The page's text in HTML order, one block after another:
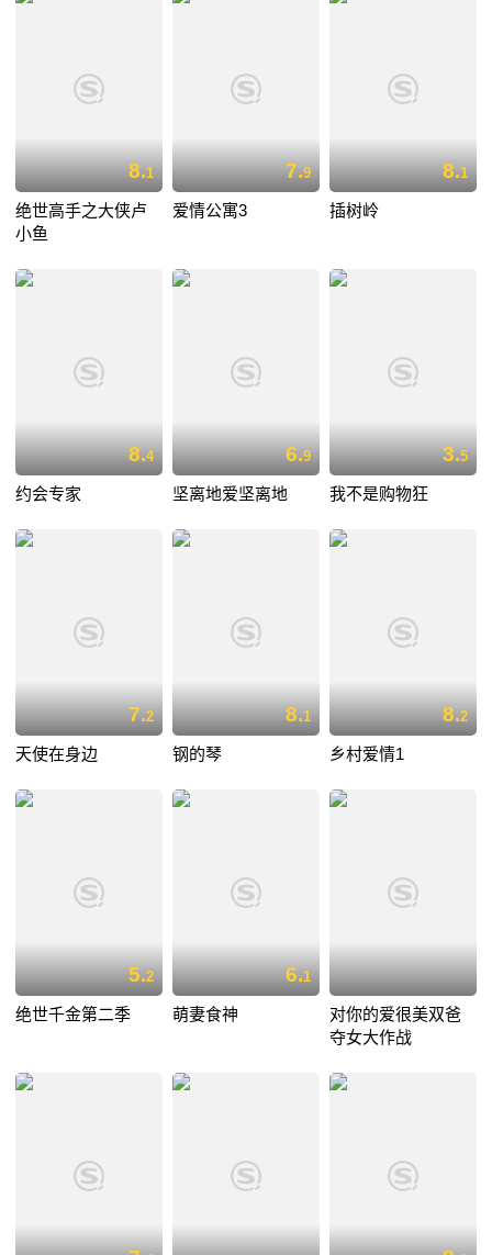
8.1
绝世高手之大侠卢
小鱼
7.9
爱情公寓3
8.1
插树岭
8.4
约会专家
6.9
坚离地爱坚离地
3.5
我不是购物狂
7.2
天使在身边
8.1
钢的琴
8.2
乡村爱情1
5.2
绝世千金第二季
6.1
萌妻食神
对你的爱很美双爸
夺女大作战